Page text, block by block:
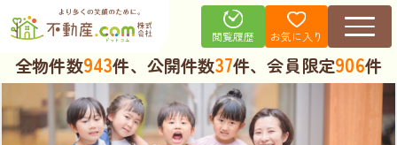
閲覧履歴 お気に入り
全物件数943件、公開件数37件、会員限定906件